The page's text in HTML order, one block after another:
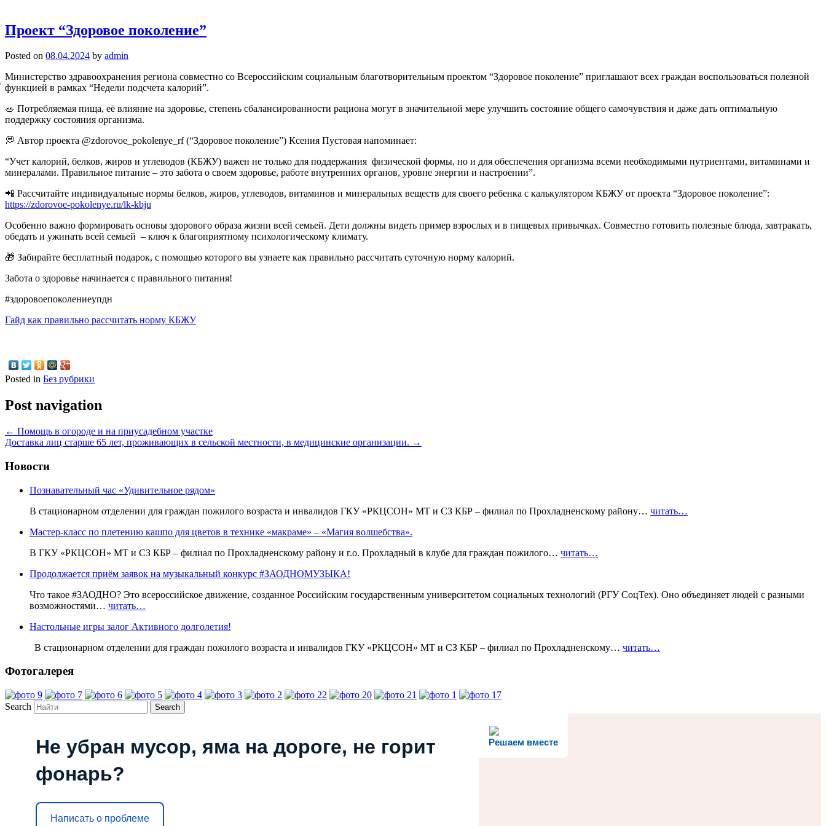
Проект “Здоровое поколение”
Posted on 08.04.2024 by admin
Министерство здравоохранения региона совместно со Всероссийским социальным благотворительным проектом “Здоровое поколение” приглашают всех граждан воспользоваться полезной
функцией в рамках “Недели подсчета калорий”.
🥗 Потребляемая пища, её влияние на здоровье, степень сбалансированности рациона могут в значительной мере улучшить состояние общего самочувствия и даже дать оптимальную
поддержку состояния организма.
💭 Автор проекта @zdorovoe_pokolenye_rf (“Здоровое поколение”) Ксения Пустовая напоминает:
“Учет калорий, белков, жиров и углеводов (КБЖУ) важен не только для поддержания физической формы, но и для обеспечения организма всеми необходимыми нутриентами, витаминами и
минералами. Правильное питание – это забота о своем здоровье, работе внутренних органов, уровне энергии и настроении”.
📲 Рассчитайте индивидуальные нормы белков, жиров, углеводов, витаминов и минеральных веществ для своего ребенка с калькулятором КБЖУ от проекта “Здоровое поколение”:
https://zdorovoe-pokolenye.ru/lk-kbju
Особенно важно формировать основы здорового образа жизни всей семьей. Дети должны видеть пример взрослых и в пищевых привычках. Совместно готовить полезные блюда, завтракать,
обедать и ужинать всей семьей – ключ к благоприятному психологическому климату.
🎁 Забирайте бесплатный подарок, с помощью которого вы узнаете как правильно рассчитать суточную норму калорий.
Забота о здоровье начинается с правильного питания!
#здоровоепоколениеупдн
Гайд как правильно рассчитать норму КБЖУ
Posted in Без рубрики
Post navigation
← Помощь в огороде и на приусадебном участке
Доставка лиц старше 65 лет, проживающих в сельской местности, в медицинские организации. →
Новости
Познавательный час «Удивительное рядом»
В стационарном отделении для граждан пожилого возраста и инвалидов ГКУ «РКЦСОН» МТ и СЗ КБР – филиал по Прохладненскому району… читать…
Мастер-класс по плетению кашпо для цветов в технике «макраме» – «Магия волшебства».
В ГКУ «РКЦСОН» МТ и СЗ КБР – филиал по Прохладненскому району и г.о. Прохладный в клубе для граждан пожилого… читать…
Продолжается приём заявок на музыкальный конкурс #ЗАОДНОМУЗЫКА!
Что такое #ЗАОДНО? Это всероссийское движение, созданное Российским государственным университетом социальных технологий (РГУ СоцТех). Оно объединяет людей с разными
возможностями… читать…
Настольные игры залог Активного долголетия!
В стационарном отделении для граждан пожилого возраста и инвалидов ГКУ «РКЦСОН» МТ и СЗ КБР – филиал по Прохладненскому… читать…
Фотогалерея
Search
Решаем вместе
Не убран мусор, яма на дороге, не горит
фонарь?
Написать о проблеме